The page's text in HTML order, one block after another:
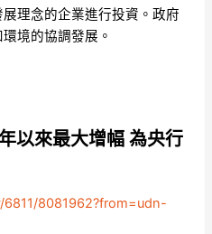
理念的企業進行投資。政府
境的協調發展。
以來最大增幅 為央行
8081962?from=udn-